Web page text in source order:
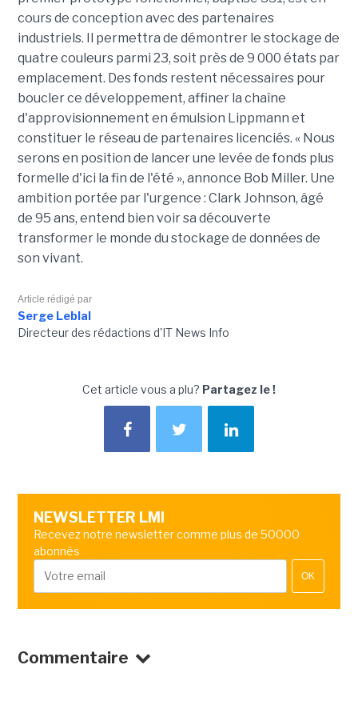
cours de conception avec des partenaires
industriels. Il permettra de démontrer le stockage de
quatre couleurs parmi 23, soit près de 9 000 états par
emplacement. Des fonds restent nécessaires pour
boucler ce développement, affiner la chaîne
d'approvisionnement en émulsion Lippmann et
constituer le réseau de partenaires licenciés. « Nous
serons en position de lancer une levée de fonds plus
formelle d'ici la fin de l'été », annonce Bob Miller. Une
ambition portée par l'urgence : Clark Johnson, âgé
de 95 ans, entend bien voir sa découverte
transformer le monde du stockage de données de
son vivant.
Article rédigé par
Serge Leblal
Directeur des rédactions d'IT News Info
Cet article vous a plu? Partagez le !
NEWSLETTER LMI
Recevez notre newsletter comme plus de 50000
abonnés
OK
Commentaire